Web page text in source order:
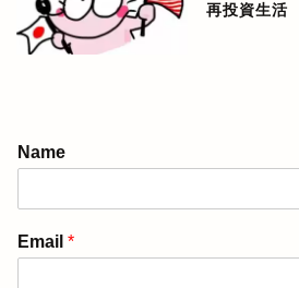
再投資生活
Name
Email *
ぴんねず☆ご